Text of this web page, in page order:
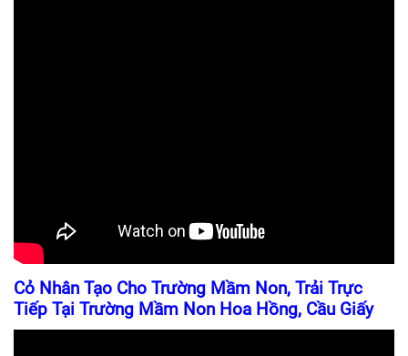
Cỏ Nhân Tạo Cho Trường Mầm Non, Trải Trực
Tiếp Tại Trường Mầm Non Hoa Hồng, Cầu Giấy